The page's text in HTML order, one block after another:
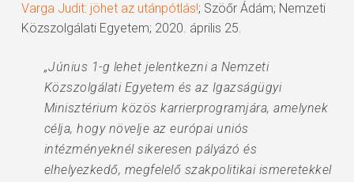
Varga Judit: jöhet az utánpótlás!; Szöőr Ádám; Nemzeti
Közszolgálati Egyetem; 2020. április 25.
„Június 1-g lehet jelentkezni a Nemzeti
Közszolgálati Egyetem és az Igazságügyi
Minisztérium közös karrierprogramjára, amelynek
célja, hogy növelje az európai uniós
intézményeknél sikeresen pályázó és
elhelyezkedő, megfelelő szakpolitikai ismeretekkel